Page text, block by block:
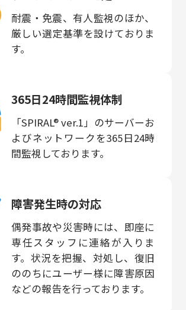
耐震・免震、有人監視のほか、
厳しい選定基準を設けておりま
す。
365日24時間監視体制
「SPIRAL® ver.1」のサーバーお
よびネットワークを365日24時
間監視しております。
障害発生時の対応
偶発事故や災害時には、即座に
専任スタッフに連絡が入りま
す。状況を把握、対処し、復旧
ののちにユーザー様に障害原因
などの報告を行っております。